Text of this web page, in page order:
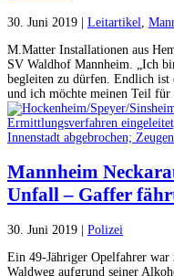
30. Juni 2019 | Leitartikel
M.Matter Installationen aus
SV Waldhof Mannheim. „Ich
begleiten zu dürfen. Endlich
und ich möchte meinen Teil für
Mannheim
Unfall – Gaffer
30. Juni 2019 | Polizei
Ein 49-Jähriger Opelfahrer
Waldweg aufgrund seiner